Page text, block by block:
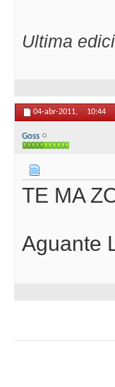
Ultima
04-abr-2011, 10:44
Goss
TE MA
Aguante